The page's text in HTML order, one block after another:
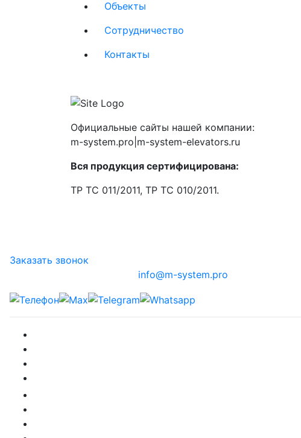
Объекты
Сотрудничество
Контакты
Официальные сайты нашей компании:
m-system.pro|m-system-elevators.ru
Вся продукция сертифицирована:
ТР ТС 011/2011, ТР ТС 010/2011.
Заказать звонок
info@m-system.pro